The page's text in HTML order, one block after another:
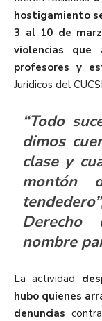
hostigamiento
3 al 10 de
violencias
profesores y
Jurídicos del
“Todo
dimos
clase y
montón
nombre
La actividad
hubo quienes
denuncias contra